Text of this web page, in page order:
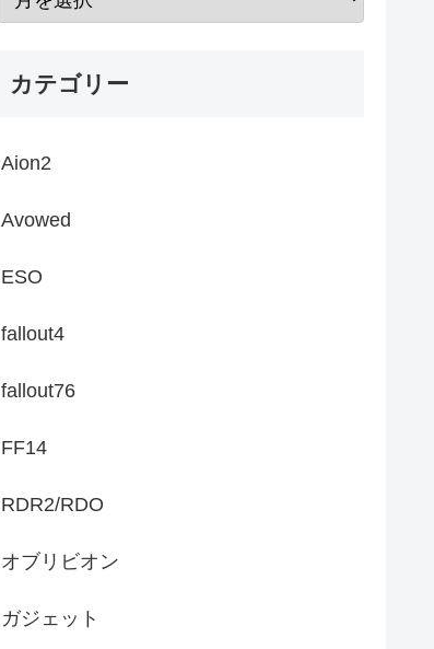
カテゴリー
Aion2
Avowed
ESO
fallout4
fallout76
FF14
RDR2/RDO
オブリビオン
ガジェット